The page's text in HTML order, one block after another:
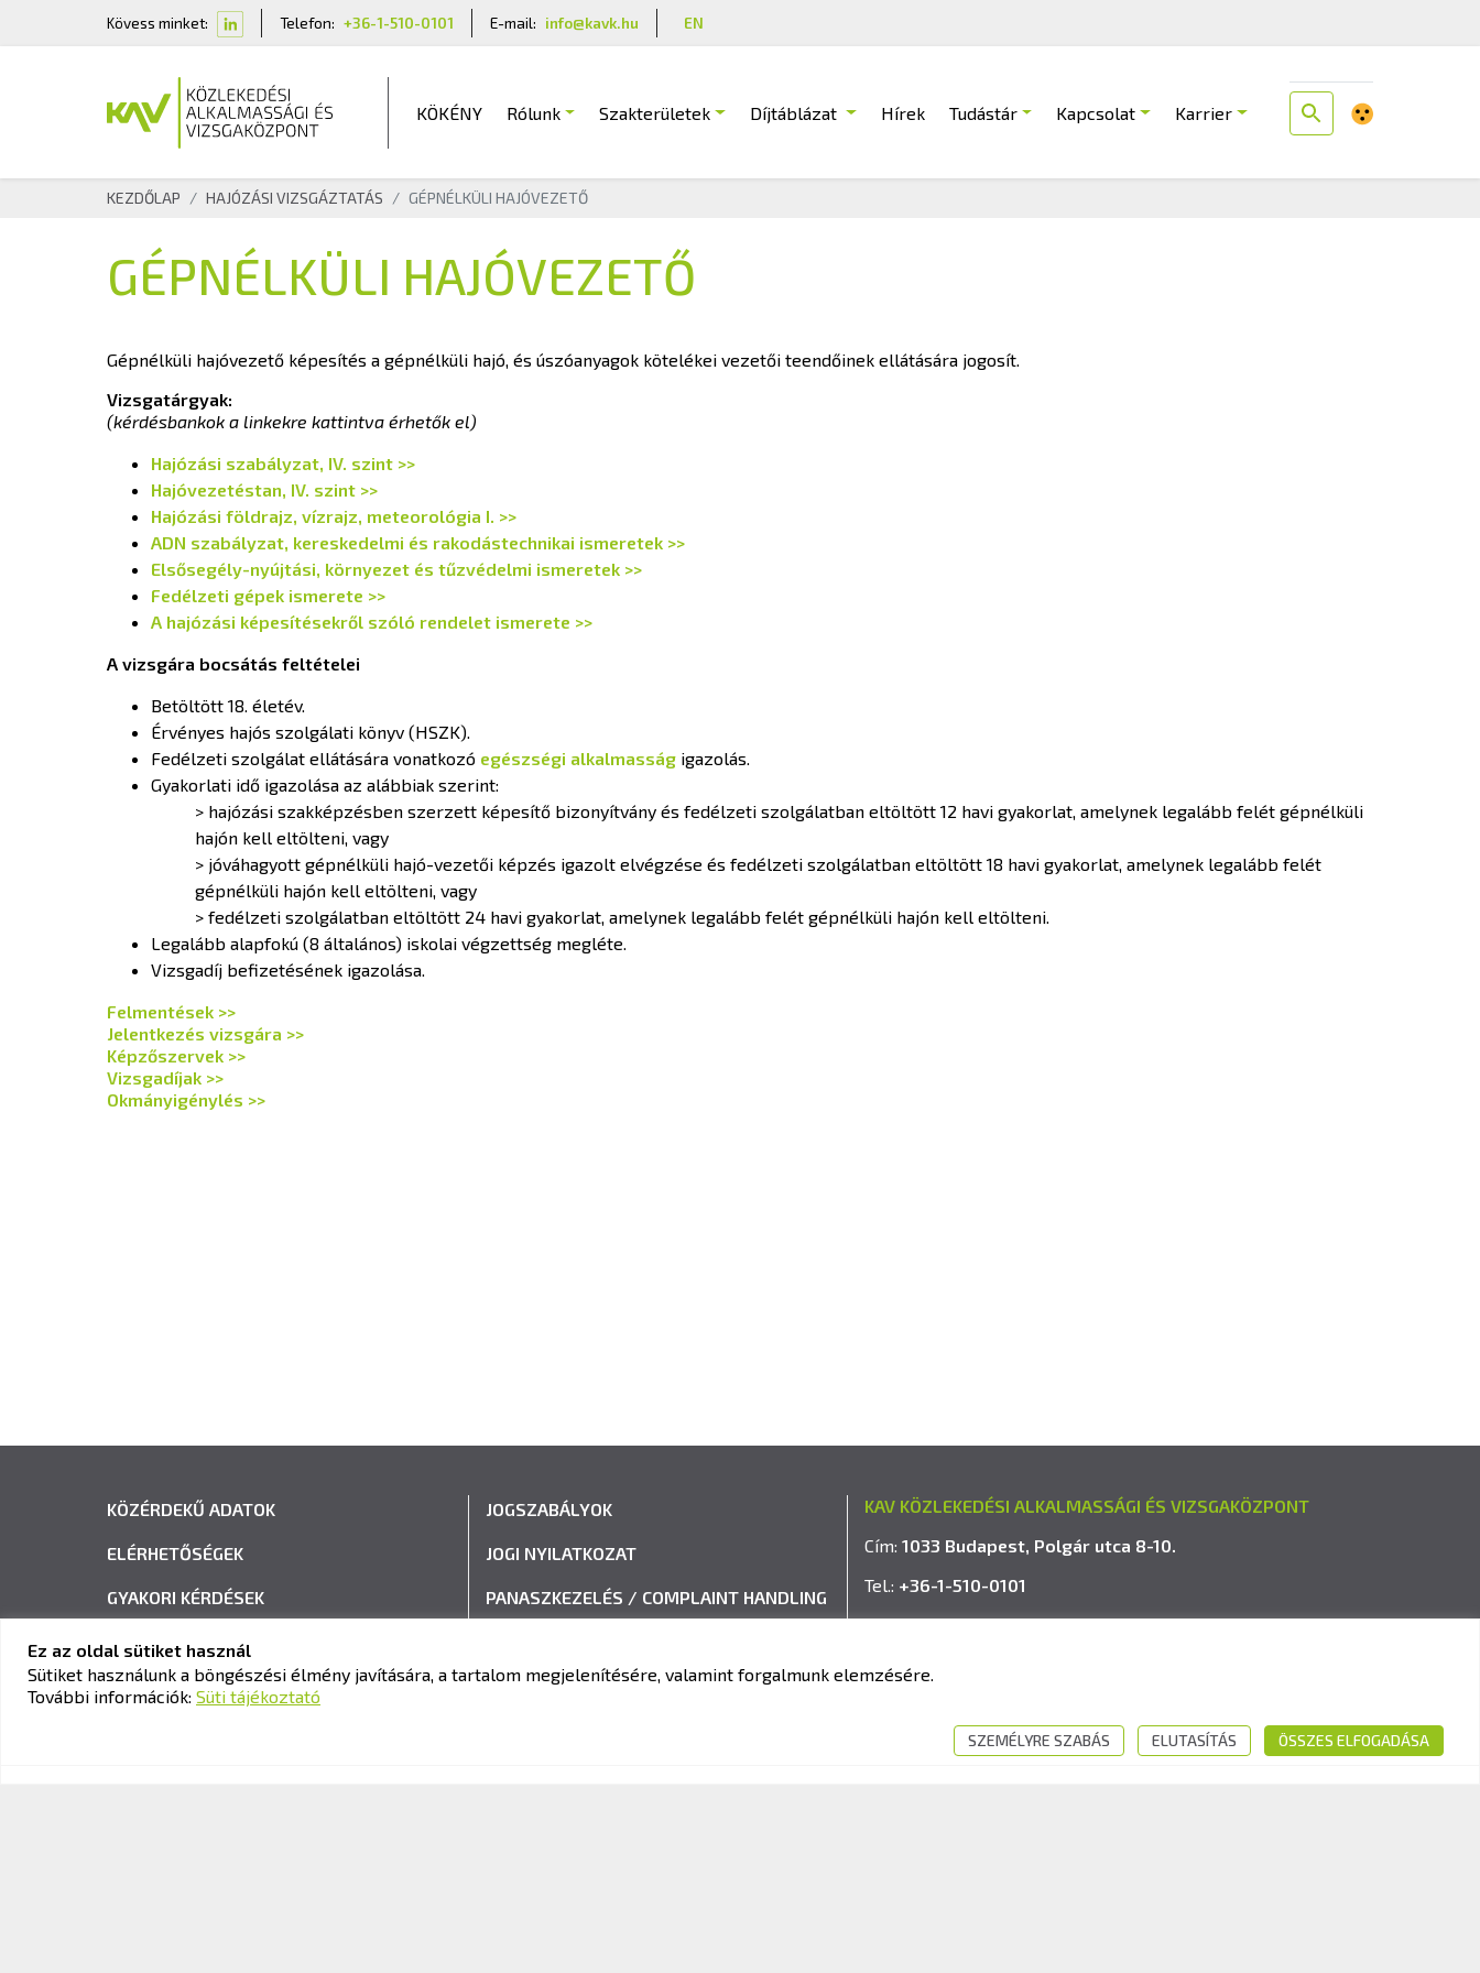
Kövess minket: Telefon: +36-1-510-0101 E-mail: info@kavk.hu EN
KÖKÉNY Rólunk Szakterületek Díjtáblázat Hírek Tudástár Kapcsolat Karrier
KEZDŐLAP HAJÓZÁSI VIZSGÁZTATÁS GÉPNÉLKÜLI HAJÓVEZETŐ
GÉPNÉLKÜLI HAJÓVEZETŐ
Gépnélküli hajóvezető képesítés a gépnélküli hajó, és úszóanyagok kötelékei vezetői teendőinek ellátására jogosít.
Vizsgatárgyak:
(kérdésbankok a linkekre kattintva érhetők el)
Hajózási szabályzat, IV. szint >>
Hajóvezetéstan, IV. szint >>
Hajózási földrajz, vízrajz, meteorológia I. >>
ADN szabályzat, kereskedelmi és rakodástechnikai ismeretek >>
Elsősegély-nyújtási, környezet és tűzvédelmi ismeretek >>
Fedélzeti gépek ismerete >>
A hajózási képesítésekről szóló rendelet ismerete >>
A vizsgára bocsátás feltételei
Betöltött 18. életév.
Érvényes hajós szolgálati könyv (HSZK).
Fedélzeti szolgálat ellátására vonatkozó egészségi alkalmasság igazolás.
Gyakorlati idő igazolása az alábbiak szerint:
> hajózási szakképzésben szerzett képesítő bizonyítvány és fedélzeti szolgálatban eltöltött 12 havi gyakorlat, amelynek legalább felét gépnélküli
hajón kell eltölteni, vagy
> jóváhagyott gépnélküli hajó-vezetői képzés igazolt elvégzése és fedélzeti szolgálatban eltöltött 18 havi gyakorlat, amelynek legalább felét
gépnélküli hajón kell eltölteni, vagy
> fedélzeti szolgálatban eltöltött 24 havi gyakorlat, amelynek legalább felét gépnélküli hajón kell eltölteni.
Legalább alapfokú (8 általános) iskolai végzettség megléte.
Vizsgadíj befizetésének igazolása.
Felmentések >>
Jelentkezés vizsgára >>
Képzőszervek >>
Vizsgadíjak >>
Okmányigénylés >>
KÖZÉRDEKŰ ADATOK
ELÉRHETŐSÉGEK
GYAKORI KÉRDÉSEK
ADATVÉDELEM
HÍRLEVÉL FELIRATKOZÁS
JOGSZABÁLYOK
JOGI NYILATKOZAT
PANASZKEZELÉS / COMPLAINT HANDLING
IMPRESSZUM
KAV KÖZLEKEDÉSI ALKALMASSÁGI ÉS VIZSGAKÖZPONT
Cím:1033 Budapest, Polgár utca 8-10.
Tel.: +36-1-510-0101
E-mail:info@kavk.hu
Ez az oldal sütiket használ
Sütiket használunk a böngészési élmény javítására, a tartalom megjelenítésére, valamint forgalmunk elemzésére.
További információk: Süti tájékoztató
SZEMÉLYRE SZABÁS ELUTASÍTÁS ÖSSZES ELFOGADÁSA